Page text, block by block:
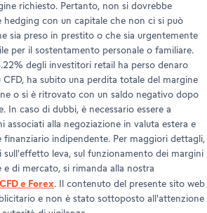
richiesto. Pertanto, non si dovrebbe
hedging con un capitale che non ci si può
sia preso in prestito o che sia urgentemente
per il sostentamento personale o familiare.
degli investitori retail ha perso denaro
ha subito una perdita totale del margine
o si è ritrovato con un saldo negativo dopo
In caso di dubbi, è necessario essere a
associati alla negoziazione in valuta estera e
finanziario indipendente. Per maggiori dettagli,
leva, sul funzionamento dei margini
di mercato, si rimanda alla nostra
e Forex. Il contenuto del presente sito web
e non è stato sottoposto all'attenzione